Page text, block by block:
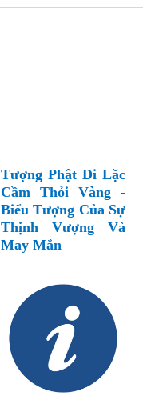
Tượng Phật Di Lặc
Cầm Thỏi Vàng -
Biểu Tượng Của Sự
Thịnh Vượng Và
May Mắn